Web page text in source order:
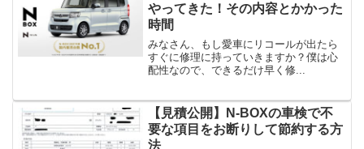
やってきた！その内容とかかった
時間
みなさん、もし愛車にリコールが出たら
すぐに修理に持っていきますか？僕は心
配性なので、できるだけ早く修...
【見積公開】N-BOXの車検で不
要な項目をお断りして節約する方
法